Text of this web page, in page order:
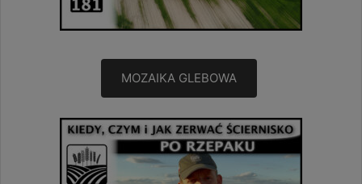
MOZAIKA GLEBOWA